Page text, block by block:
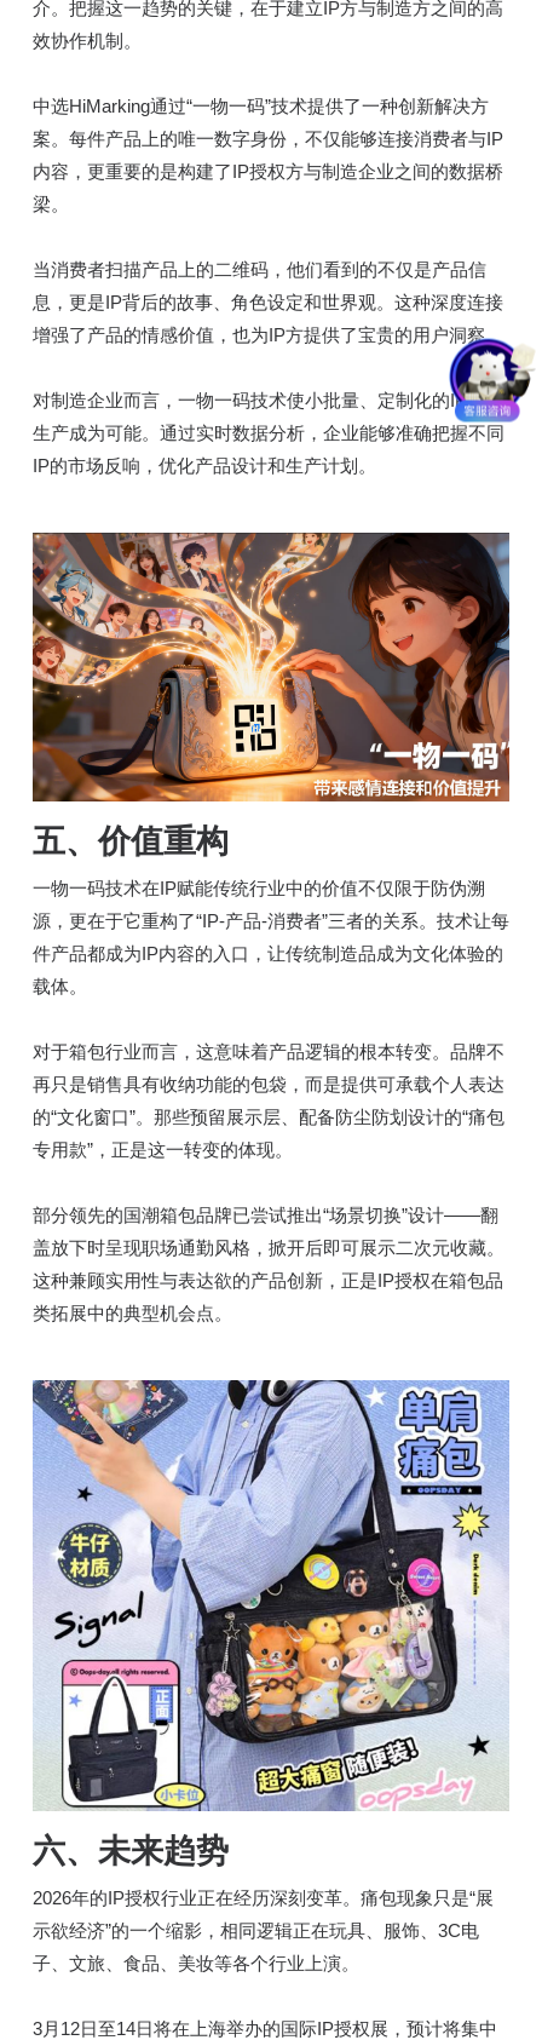
介。把握这一趋势的关键，在于建立IP方与制造方之间的高
效协作机制。
中选HiMarking通过“一物一码”技术提供了一种创新解决方
案。每件产品上的唯一数字身份，不仅能够连接消费者与IP
内容，更重要的是构建了IP授权方与制造企业之间的数据桥
梁。
当消费者扫描产品上的二维码，他们看到的不仅是产品信
息，更是IP背后的故事、角色设定和世界观。这种深度连接
增强了产品的情感价值，也为IP方提供了宝贵的用户洞察。
对制造企业而言，一物一码技术使小批量、定制化的IP联名
生产成为可能。通过实时数据分析，企业能够准确把握不同
IP的市场反响，优化产品设计和生产计划。
五、价值重构
一物一码技术在IP赋能传统行业中的价值不仅限于防伪溯
源，更在于它重构了“IP-产品-消费者”三者的关系。技术让每
件产品都成为IP内容的入口，让传统制造品成为文化体验的
载体。
对于箱包行业而言，这意味着产品逻辑的根本转变。品牌不
再只是销售具有收纳功能的包袋，而是提供可承载个人表达
的“文化窗口”。那些预留展示层、配备防尘防划设计的“痛包
专用款”，正是这一转变的体现。
部分领先的国潮箱包品牌已尝试推出“场景切换”设计——翻
盖放下时呈现职场通勤风格，掀开后即可展示二次元收藏。
这种兼顾实用性与表达欲的产品创新，正是IP授权在箱包品
类拓展中的典型机会点。
六、 未来趋势
2026年的IP授权行业正在经历深刻变革。痛包现象只是“展
示欲经济”的一个缩影，相同逻辑正在玩具、服饰、3C电
子、文旅、食品、美妆等各个行业上演。
3月12日至14日将在上海举办的国际IP授权展，预计将集中